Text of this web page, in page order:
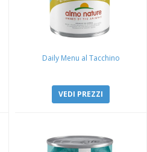
Daily Menu al Tacchino
VEDI PREZZI